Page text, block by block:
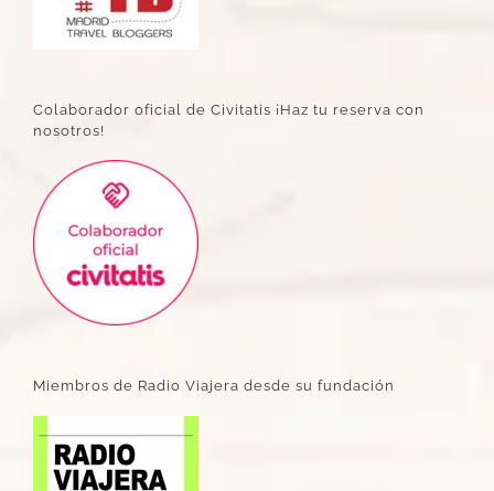
Colaborador oficial de Civitatis ¡Haz tu reserva con
nosotros!
Miembros de Radio Viajera desde su fundación